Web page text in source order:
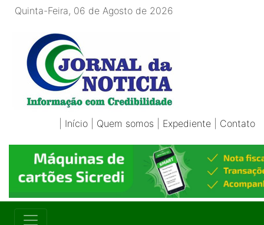
Quinta-Feira, 06 de Agosto de 2026
Início Quem somos Expediente Contato